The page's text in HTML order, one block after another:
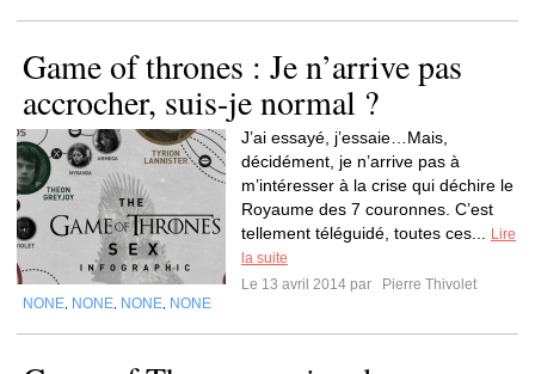
Game of thrones : Je n’arrive pas
accrocher, suis-je normal ?
J’ai essayé, j’essaie…Mais,
décidément, je n’arrive pas à
m’intéresser à la crise qui déchire le
Royaume des 7 couronnes. C’est
tellement téléguidé, toutes ces...
Lire
la suite
Le 13 avril 2014 par
Pierre Thivolet
NONE NONE NONE NONE